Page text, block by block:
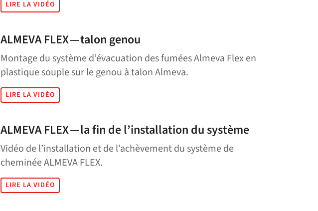
LIRE LA VIDÉO
ALMEVA FLEX — talon genou
Montage du système d’évacuation des fumées Almeva Flex en
plastique souple sur le genou à talon Almeva.
LIRE LA VIDÉO
ALMEVA FLEX — la fin de l’installation du système
Vidéo de l’installation et de l’achèvement du système de
cheminée ALMEVA FLEX.
LIRE LA VIDÉO